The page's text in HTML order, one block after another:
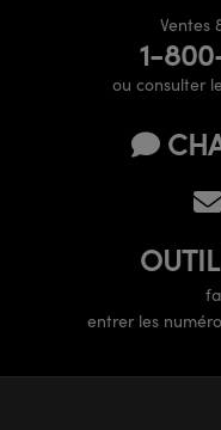
Ventes
1-
ou consulter
entrer les